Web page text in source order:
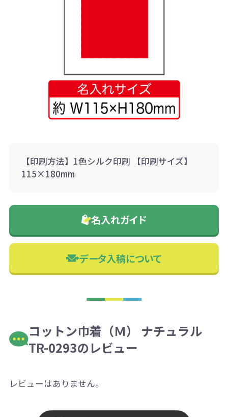
【印刷方法】1色シルク印刷 【印刷サイズ】
115×180mm
名入れガイド
データ入稿について
コットン巾着（Ｍ） ナチュラル
TR-0293のレビュー
レビューはありません。